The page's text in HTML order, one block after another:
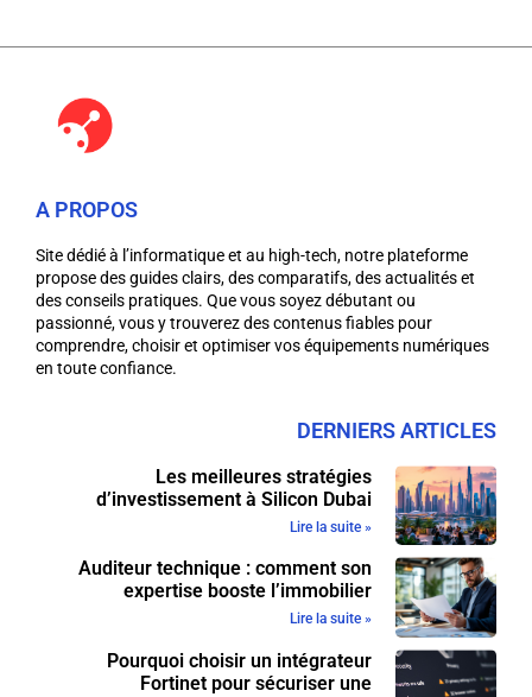
A PROPOS
Site dédié à l’informatique et au high-tech, notre plateforme
propose des guides clairs, des comparatifs, des actualités et
des conseils pratiques. Que vous soyez débutant ou
passionné, vous y trouverez des contenus fiables pour
comprendre, choisir et optimiser vos équipements numériques
en toute confiance.
DERNIERS ARTICLES
Les meilleures stratégies
d’investissement à Silicon Dubai
Lire la suite »
Auditeur technique : comment son
expertise booste l’immobilier
Lire la suite »
Pourquoi choisir un intégrateur
Fortinet pour sécuriser une